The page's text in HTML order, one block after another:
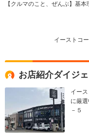
【クルマのこと、ぜんぶ】基
イーストコ
お店紹介ダイジ
イー
に厳
－５